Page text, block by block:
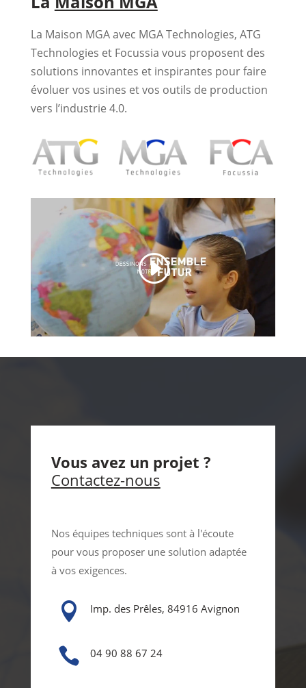
La Maison MGA avec MGA Technologies, ATG
Technologies et Focussia vous proposent des
solutions innovantes et inspirantes pour faire
évoluer vos usines et vos outils de production
vers l’industrie 4.0.
Vous avez un projet ?
Contactez-nous
Nos équipes techniques sont à l'écoute
pour vous proposer une solution adaptée
à vos exigences.
 Imp. des Prêles, 84916 Avignon
 04 90 88 67 24